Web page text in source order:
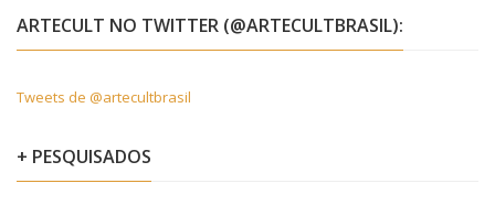
ARTECULT NO TWITTER (@ARTECULTBRASIL):
Tweets de @artecultbrasil
+ PESQUISADOS